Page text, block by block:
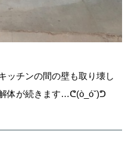
ッチンの間の壁も取り壊し
体が続きます…ᕦ(ò_óˇ)ᕤ